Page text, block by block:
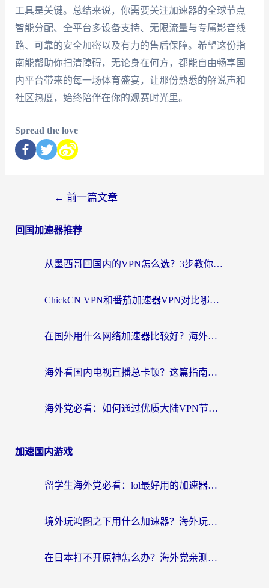
工具是关键。总结来说，你需要关注加速器的全球节点
智能分配、全平台多设备支持、无限流量与专属影音线
路、可靠的安全加密以及有力的售后保障。希望这份指
南能帮助你扫清障碍，无论身在何方，都能自由畅享国
内平台带来的每一场体育盛宴，让那份熟悉的解说声和
社区热度，始终陪伴在你的观赛时光里。
Spread the love
← 前一篇文章
回国加速器推荐
从墨西哥回国内的VPN怎么选？3步教你无缝刷剧、玩国服游戏
ChickCN VPN和番茄加速器VPN对比哪个回国效果更好？海外党亲测后的真实答案
在国外用什么网络加速器比较好？海外党亲测：从痛点到解决方案的全攻略
海外看国内电视直播总卡顿？这篇指南教你选对回国加速器，无缝追剧不发愁
海外党必看：如何通过优质大陆VPN节点无缝访问国内资源？
加速国内游戏
留学生海外党必看：lol最好用的加速器怎么选？附一梦江湖、神鬼传奇加速攻略
境外玩鸿图之下用什么加速器？海外玩家必看的国服游戏加速全攻略
在日本打不开原神怎么办？海外党亲测有效的国服游戏加速指南